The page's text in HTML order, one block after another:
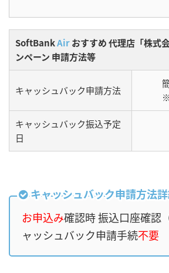
SoftBankAirおすすめ 代理店「株式
ンペーン 申請方法等
キャッシュバック申請方法
キャッシュバック振込予定
日
キャッシュバック申請方法
お申込み確認時 振込口座確認
ャッシュバック申請手続不要